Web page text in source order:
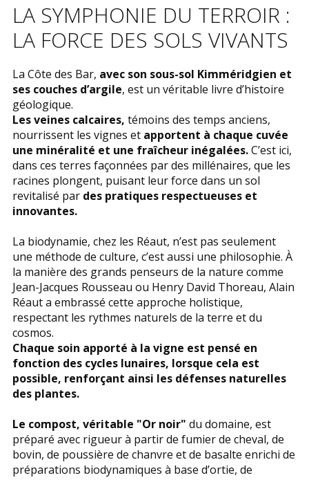
LA SYMPHONIE DU TERROIR :
LA FORCE DES SOLS VIVANTS
La Côte des Bar, avec son sous-sol Kimméridgien et
ses couches d’argile, est un véritable livre d’histoire
géologique.
Les veines calcaires, témoins des temps anciens,
nourrissent les vignes et apportent à chaque cuvée
une minéralité et une fraîcheur inégalées.C’est ici,
dans ces terres façonnées par des millénaires, que les
racines plongent, puisant leur force dans un sol
revitalisé par des pratiques respectueuses et
innovantes.
La biodynamie, chez les Réaut, n’est pas seulement
une méthode de culture, c’est aussi une philosophie. À
la manière des grands penseurs de la nature comme
Jean-Jacques Rousseau ou Henry David Thoreau, Alain
Réaut a embrassé cette approche holistique,
respectant les rythmes naturels de la terre et du
cosmos.
Chaque soin apporté à la vigne est pensé en
fonction des cycles lunaires, lorsque cela est
possible, renforçant ainsi les défenses naturelles
des plantes.
Le compost, véritable "Or noir" du domaine, est
préparé avec rigueur à partir de fumier de cheval, de
bovin, de poussière de chanvre et de basalte enrichi de
préparations biodynamiques à base d’ortie, de